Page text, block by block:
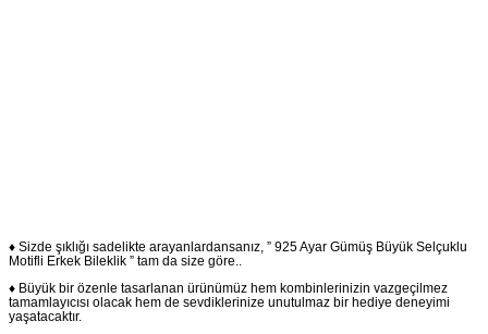
♦ Sizde şıklığı sadelikte arayanlardansanız, ” 925 Ayar Gümüş Büyük Selçuklu
Motifli Erkek Bileklik ” tam da size göre..
♦ Büyük bir özenle tasarlanan ürünümüz hem kombinlerinizin vazgeçilmez
tamamlayıcısı olacak hem de sevdiklerinize unutulmaz bir hediye deneyimi
yaşatacaktır.